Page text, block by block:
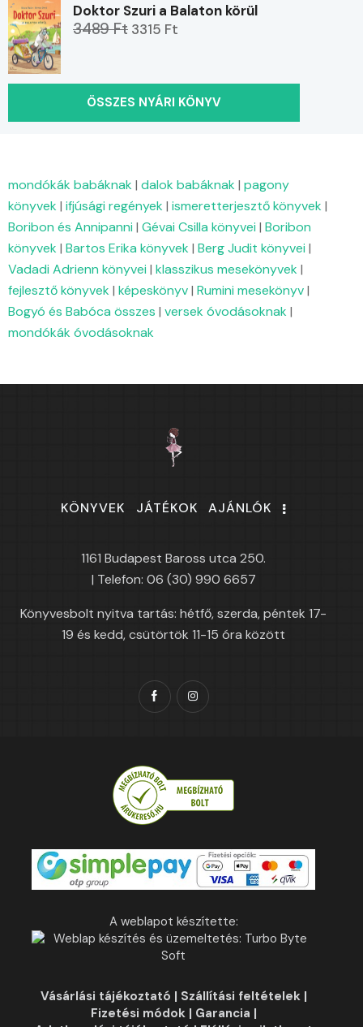
Doktor Szuri a Balaton körül
3489 Ft 3315 Ft
ÖSSZES NYÁRI KÖNYV
mondókák babáknak | dalok babáknak | pagony
könyvek | ifjúsági regények | ismeretterjesztő könyvek |
Boribon és Annipanni | Gévai Csilla könyvei | Boribon
könyvek | Bartos Erika könyvek | Berg Judit könyvei |
Vadadi Adrienn könyvei | klasszikus mesekönyvek |
fejlesztő könyvek | képeskönyv| Rumini mesekönyv|
Bogyó és Babóca összes | versek óvodásoknak |
mondókák óvodásoknak
KÖNYVEK JÁTÉKOK AJÁNLÓK
1161 Budapest Baross utca 250.
| Telefon: 06 (30) 990 6657
Könyvesbolt nyitva tartás: hétfő, szerda, péntek 17-
19 és kedd, csütörtök 11-15 óra között
A weblapot készítette:
Vásárlási tájékoztató | Szállítási feltételek|
Fizetési módok| Garancia |